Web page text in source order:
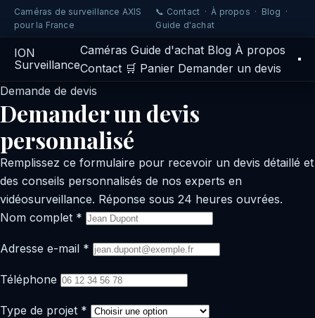
Caméras de surveillance AXIS
pour la France
📞 Contact ·À propos · Blog ·
Guide d'achat
ION
Surveillance
Caméras Guide d'achat Blog À propos
Contact 🛒 Panier Demander un devis
Demande de devis
Demander un devis
personnalisé
Remplissez ce formulaire pour recevoir un devis détaillé et
des conseils personnalisés de nos experts en
vidéosurveillance. Réponse sous 24 heures ouvrées.
Nom complet *
Adresse e-mail *
Téléphone
Type de projet *